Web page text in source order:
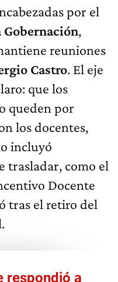
por el
Gobernación,
reuniones
Castro. El eje
que los
queden por
los docentes,
incluyó
trasladar, como el
Docente
tras el retiro del
respondió a